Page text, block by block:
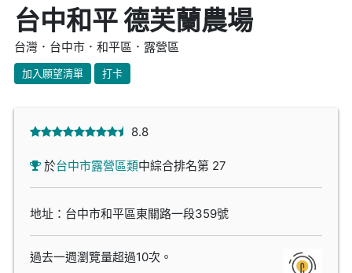
台中和平 德芙蘭農場
台灣．台中市．和平區．露營區
加入願望清單 打卡
8.8
於台中市露營區類中綜合排名第 27
地址：台中市和平區東關路一段359號
過去一週瀏覽量超過10次。